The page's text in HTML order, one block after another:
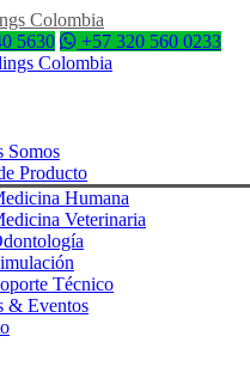
Colombia
5630
+57 320 560 0233
Somos
Producto
Humana
Veterinaria
Técnico
& Eventos